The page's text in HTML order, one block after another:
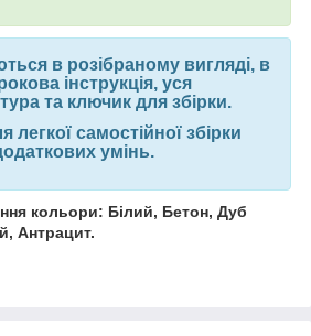
в розібраному вигляді, в
інструкція, уся
та ключик для збірки.
легкої самостійної збірки
умінь.
кольори: Білий, Бетон, Дуб
Антрацит.